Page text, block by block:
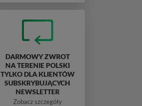
DARMOWY ZWROT
NA TERENIE POLSKI
TYLKO DLA KLIENTÓW
SUBSKRYBUJĄCYCH
NEWSLETTER
Zobacz szczegóły